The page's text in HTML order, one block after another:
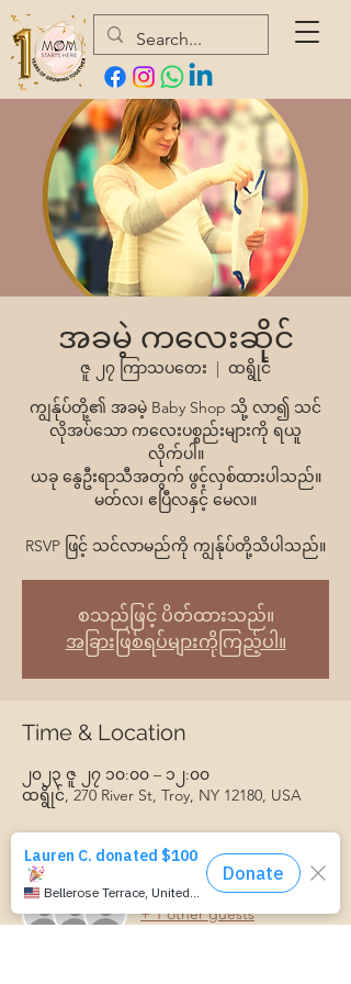
အခမဲ့ ကလေးဆိုင်
ဇူ ၂၇ ကြာသပတေး
  |
ထရွိုင်
ကျွန်ုပ်တို့၏ အခမဲ့ Baby Shop သို့ လာ၍ သင်
လိုအပ်သော ကလေးပစ္စည်းများကို ရယူ
လိုက်ပါ။
ယခု နွေဦးရာသီအတွက် ဖွင့်လှစ်ထားပါသည်။
မတ်လ၊ ဧပြီလနှင့် မေလ။
RSVP ဖြင့် သင်လာမည်ကို ကျွန်ုပ်တို့သိပါသည်။
စသည်ဖြင့် ပိတ်ထားသည်။
အခြားဖြစ်ရပ်များကိုကြည့်ပါ။
Time & Location
၂၀၂၃ ဇူ ၂၇ ၁၀:၀၀ – ၁၂:၀၀
ထရွိုင်, 270 River St, Troy, NY 12180, USA
Guests
+ 1 other guests